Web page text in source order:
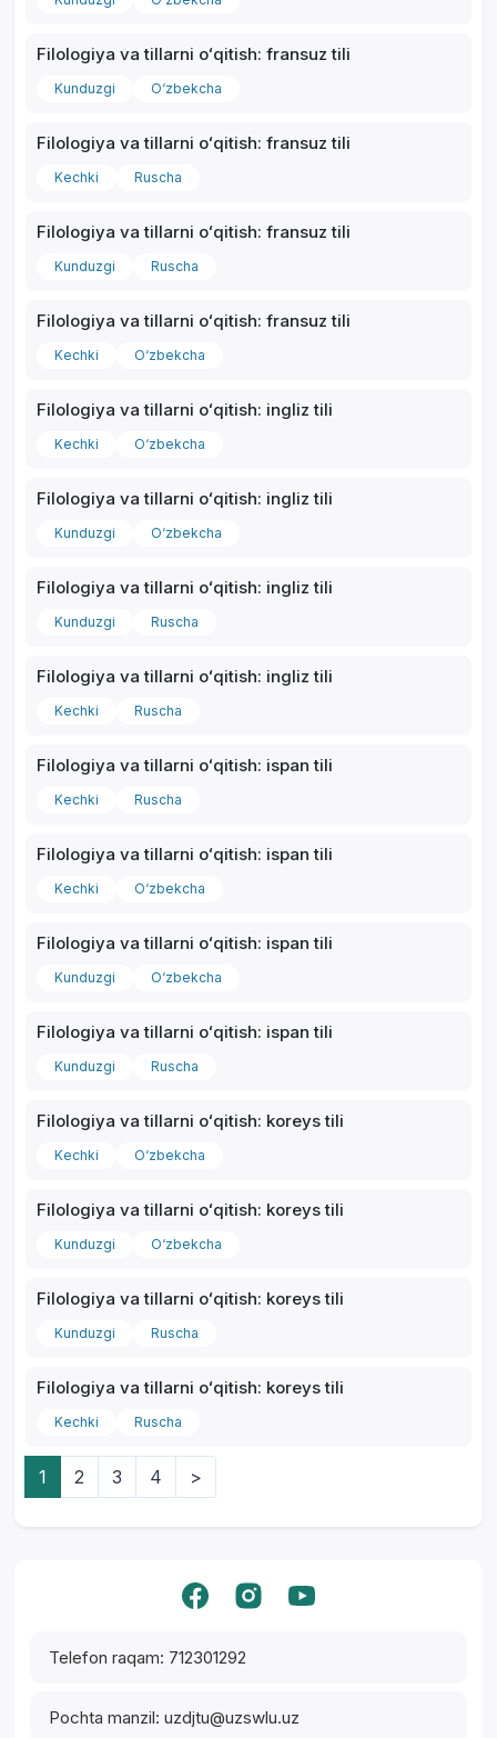
Telefon raqam: 712301292
Pochta manzil: uzdjtu@uzswlu.uz
Filologiya va tillarni oʻqitish: fransuz tili
Kunduzgi O‘zbekcha
Filologiya va tillarni oʻqitish: fransuz tili
Kechki Ruscha
Filologiya va tillarni oʻqitish: fransuz tili
Kunduzgi Ruscha
Filologiya va tillarni oʻqitish: fransuz tili
Kechki O‘zbekcha
Filologiya va tillarni oʻqitish: ingliz tili
Kechki O‘zbekcha
Filologiya va tillarni oʻqitish: ingliz tili
Kunduzgi O‘zbekcha
Filologiya va tillarni oʻqitish: ingliz tili
Kunduzgi Ruscha
Filologiya va tillarni oʻqitish: ingliz tili
Kechki Ruscha
Filologiya va tillarni oʻqitish: ispan tili
Kechki Ruscha
Filologiya va tillarni oʻqitish: ispan tili
Kechki O‘zbekcha
Filologiya va tillarni oʻqitish: ispan tili
Kunduzgi O‘zbekcha
Filologiya va tillarni oʻqitish: ispan tili
Kunduzgi Ruscha
Filologiya va tillarni oʻqitish: koreys tili
Kechki O‘zbekcha
Filologiya va tillarni oʻqitish: koreys tili
Kunduzgi O‘zbekcha
Filologiya va tillarni oʻqitish: koreys tili
Kunduzgi Ruscha
Filologiya va tillarni oʻqitish: koreys tili
Kechki Ruscha
1 2 3 4 >